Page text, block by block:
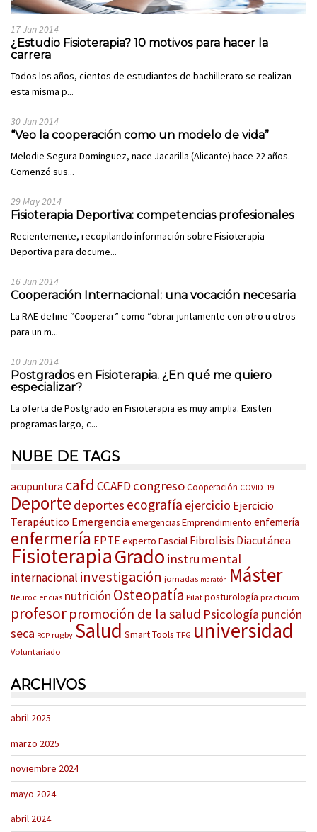
17 Jun 2014
¿Estudio Fisioterapia? 10 motivos para hacer la
carrera
Todos los años, cientos de estudiantes de bachillerato se realizan
esta misma p...
30 Jun 2014
“Veo la cooperación como un modelo de vida”
Melodie Segura Domínguez, nace Jacarilla (Alicante) hace 22 años.
Comenzó sus...
29 May 2014
Fisioterapia Deportiva: competencias profesionales
Recientemente, recopilando información sobre Fisioterapia
Deportiva para docume...
16 Jun 2014
Cooperación Internacional: una vocación necesaria
La RAE define “Cooperar” como “obrar juntamente con otro u otros
para un m...
10 Jun 2014
Postgrados en Fisioterapia. ¿En qué me quiero
especializar?
La oferta de Postgrado en Fisioterapia es muy amplia. Existen
programas largo, c...
NUBE DE TAGS
acupuntura cafd CCAFDcongresoCooperación COVID-19
Deporte deportes ecografía ejercicio Ejercicio
Terapéutico EmergenciaemergenciasEmprendimiento enfemería
enfermería EPTE experto Fascial Fibrolisis Diacutánea
FisioterapiaGrado instrumental
internacional investigación jornadas maratón Máster
Neurociencias nutrición Osteopatía Pilat posturología practicum
profesor promoción de la salud Psicología punción
seca RCP rugby Salud Smart Tools TFG universidad
Voluntariado
ARCHIVOS
abril 2025
marzo 2025
noviembre 2024
mayo 2024
abril 2024